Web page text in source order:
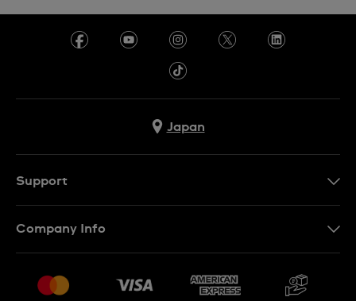
Japan
Support
販売契約条件
Company Info
Swatchで働く